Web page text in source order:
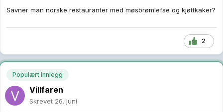
Savner man norske restauranter med møsbrømlefse og kjøttkaker?
2
Populært innlegg
Villfaren
Skrevet 26. juni